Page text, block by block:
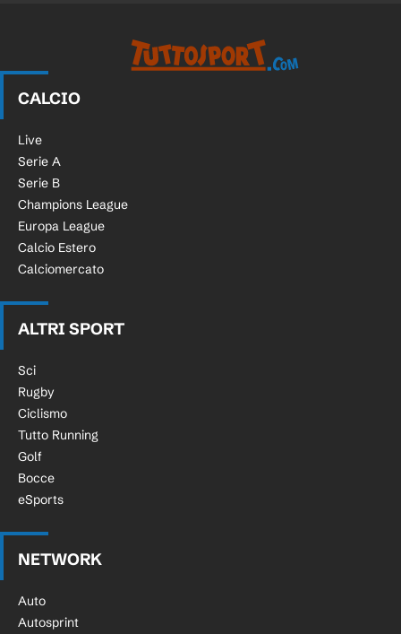
CALCIO
Live
Serie A
Serie B
Champions League
Europa League
Calcio Estero
Calciomercato
ALTRI SPORT
Sci
Rugby
Ciclismo
Tutto Running
Golf
Bocce
eSports
NETWORK
Auto
Autosprint